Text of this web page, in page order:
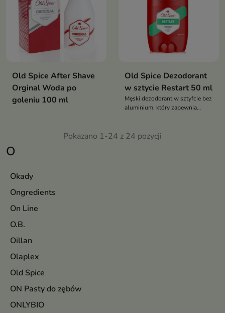
O
Okady
Ongredients
On Line
O.B.
Oillan
Olaplex
Old Spice
ON Pasty do zębów
ONLYBIO
Old Spice After Shave
Orginal Woda po
goleniu 100 ml
Old Spice Dezodorant
w sztycie Restart 50 ml
Męski dezodorant w sztyfcie bez
aluminium, który zapewnia
nieprzyjemnym zapachem oraz
Pokazano 1-24 z 24 pozycji